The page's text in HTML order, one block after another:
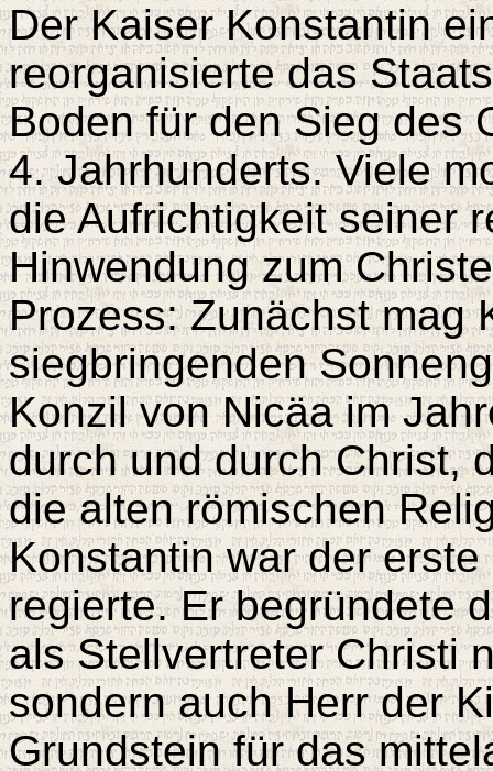
Der Kaiser Konstantin
reorganisierte das
Boden für den Sieg des
4. Jahrhunderts. Viele
die Aufrichtigkeit seiner
Hinwendung zum
Prozess: Zunächst mag
siegbringenden
Konzil von Nicäa im
durch und durch Christ,
die alten römischen
Konstantin war der
regierte. Er begründete
als Stellvertreter Christi
sondern auch Herr der
Grundstein für das